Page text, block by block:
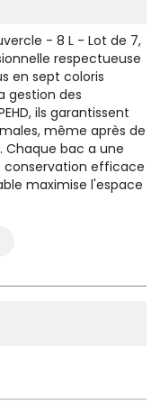
- 8 L - Lot de 7,
respectueuse
en sept coloris
gestion des
ils garantissent
même après de
Chaque bac a une
efficace
maximise l'espace